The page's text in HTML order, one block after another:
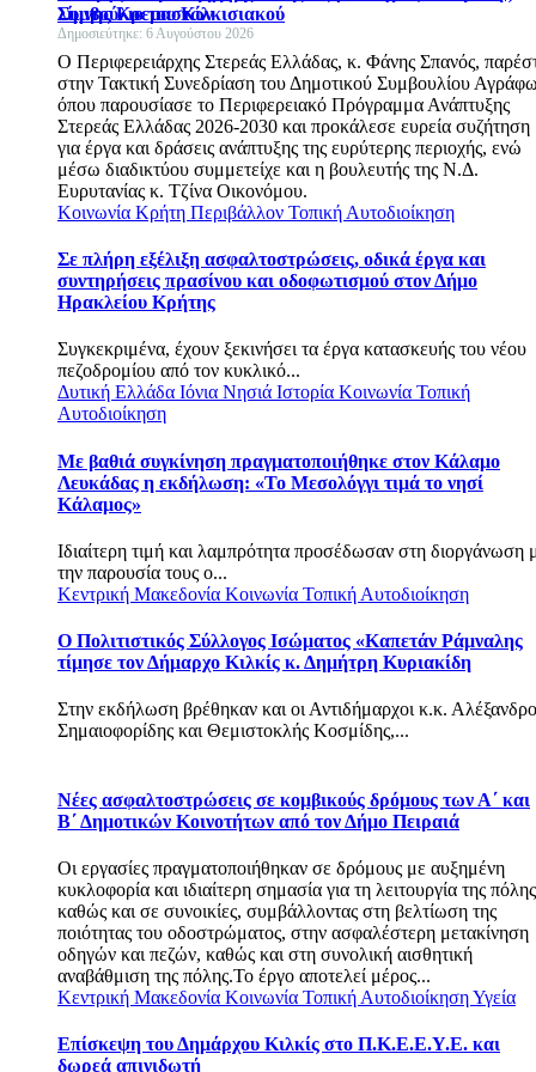
λίμνης Κρεμαστών
Ο Περιφερειάρχης Στερεάς Ελλάδας, κ. Φάνης Σπανός,
στην Τακτική Συνεδρίαση του Δημοτικού Συμβουλίου
όπου παρουσίασε το Περιφερειακό Πρόγραμμα Ανάπτυξης
Στερεάς Ελλάδας 2026-2030 και προκάλεσε ευρεία συζήτηση
για έργα και δράσεις ανάπτυξης της ευρύτερης περιοχής, ενώ
μέσω διαδικτύου συμμετείχε και η βουλευτής της Ν.Δ.
Ευρυτανίας κ. Τζίνα Οικονόμου.
Κοινωνία Κρήτη Περιβάλλον Τοπική Αυτοδιοίκηση
Σε πλήρη εξέλιξη ασφαλτοστρώσεις, οδικά έργα και
συντηρήσεις πρασίνου και οδοφωτισμού στον Δήμο
Ηρακλείου Κρήτης
Συγκεκριμένα, έχουν ξεκινήσει τα έργα κατασκευής του νέου
πεζοδρομίου από τον κυκλικό...
Δυτική Ελλάδα Ιόνια Νησιά Ιστορία Κοινωνία Τοπική
Αυτοδιοίκηση
Με βαθιά συγκίνηση πραγματοποιήθηκε στον Κάλαμο
Λευκάδας η εκδήλωση: «Το Μεσολόγγι τιμά το νησί
Κάλαμος»
Ιδιαίτερη τιμή και λαμπρότητα προσέδωσαν στη διοργάνωση
την παρουσία τους ο...
Κεντρική Μακεδονία Κοινωνία Τοπική Αυτοδιοίκηση
Ο Πολιτιστικός Σύλλογος Ισώματος «Καπετάν Ράμναλης
τίμησε τον Δήμαρχο Κιλκίς κ. Δημήτρη Κυριακίδη
Στην εκδήλωση βρέθηκαν και οι Αντιδήμαρχοι κ.κ.
Σημαιοφορίδης και Θεμιστοκλής Κοσμίδης,...
Νέες ασφαλτοστρώσεις σε κομβικούς δρόμους των Α΄ και
Β΄ Δημοτικών Κοινοτήτων από τον Δήμο Πειραιά
Οι εργασίες πραγματοποιήθηκαν σε δρόμους με αυξημένη
κυκλοφορία και ιδιαίτερη σημασία για τη λειτουργία της
καθώς και σε συνοικίες, συμβάλλοντας στη βελτίωση της
ποιότητας του οδοστρώματος, στην ασφαλέστερη μετακίνηση
οδηγών και πεζών, καθώς και στη συνολική αισθητική
αναβάθμιση της πόλης.Το έργο αποτελεί μέρος...
Κεντρική Μακεδονία Κοινωνία Τοπική ΑυτοδιοίκησηΥγεία
Επίσκεψη του Δημάρχου Κιλκίς στο Π.Κ.Ε.Ε.Υ.Ε. και
δωρεά απινιδωτή
Συμβούλιο του Κιλκισιακού
Δημοσιεύτηκε: 6 Αυγούστου 2026